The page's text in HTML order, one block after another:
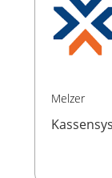
Melzer